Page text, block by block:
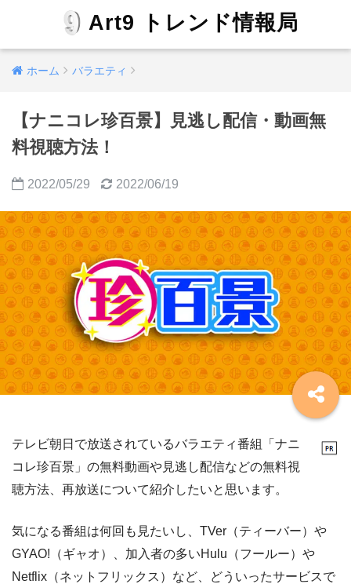
Art9 トレンド情報局
ホーム バラエティ
【ナニコレ珍百景】見逃し配信・動画無
料視聴方法！
2022/05/29 2022/06/19
テレビ朝日で放送されているバラエティ番組「ナニ
コレ珍百景」の無料動画や見逃し配信などの無料視
聴方法、再放送について紹介したいと思います。
気になる番組は何回も見たいし、TVer（ティーバー）や
GYAO!（ギャオ）、加入者の多いHulu（フールー）や
Netflix（ネットフリックス）など、どういったサービスで